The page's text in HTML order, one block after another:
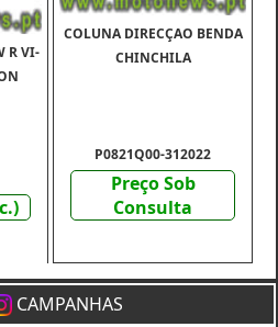
R VI-
COLUNA DIRECÇAO BENDA
CHINCHILA
P0821Q00-312022
Preço Sob
Consulta
CAMPANHAS